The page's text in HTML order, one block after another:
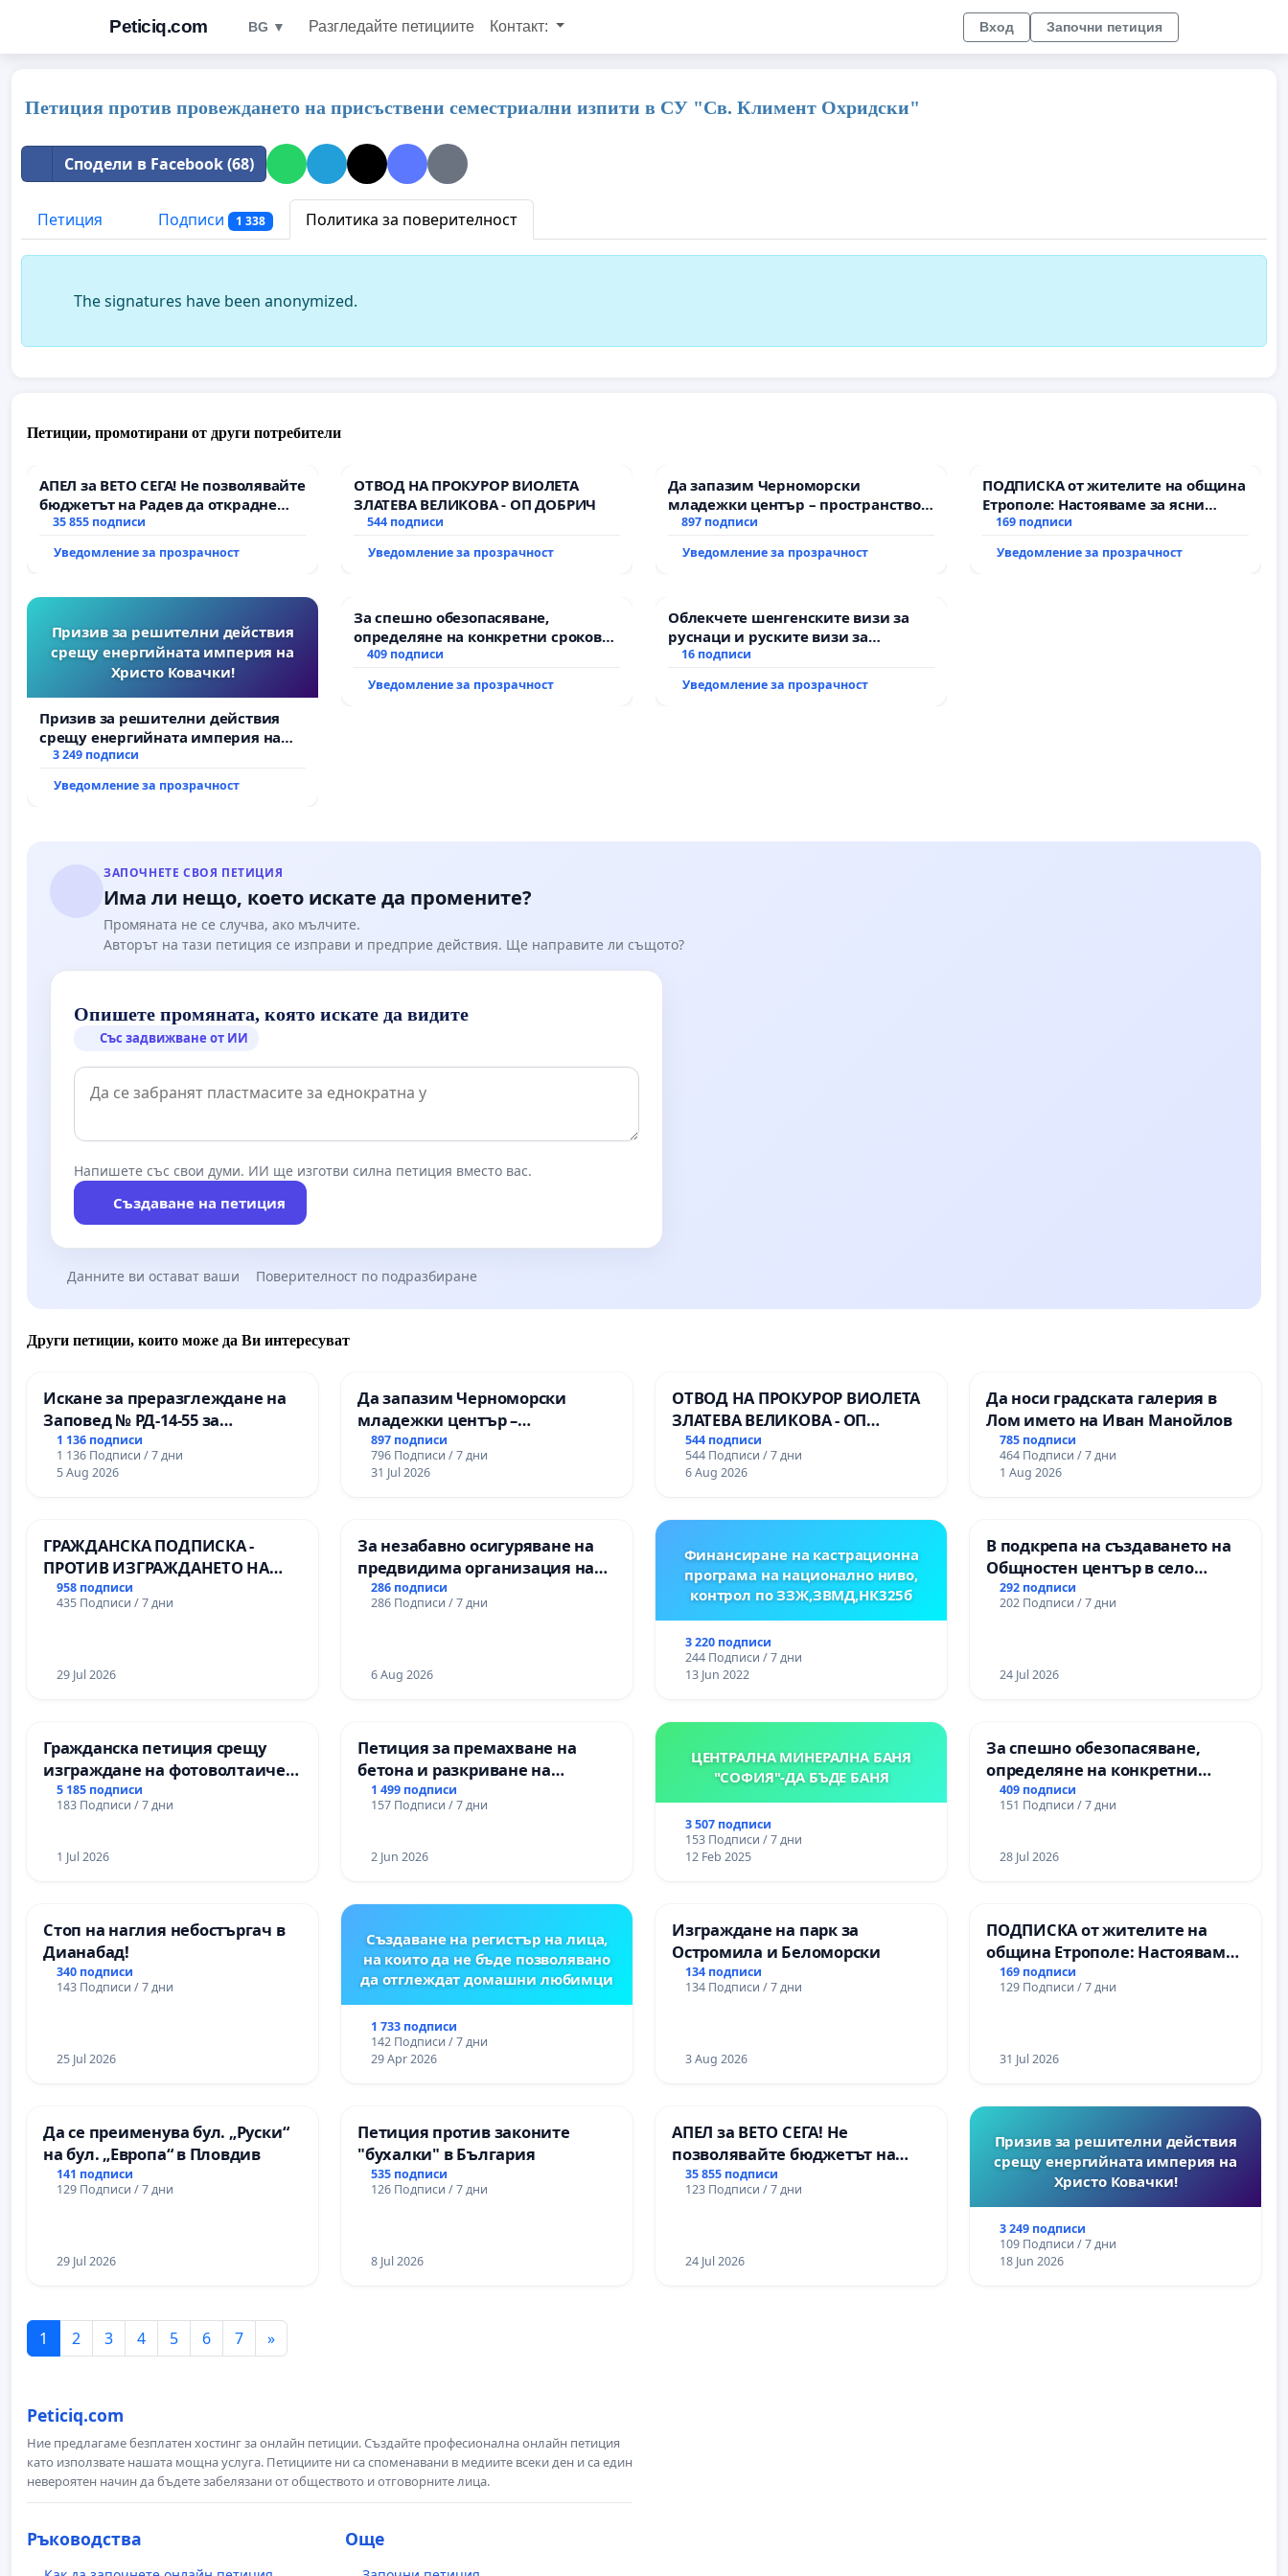
Peticiq.com BG ▼ Разгледайте петициите Контакт: Вход Започни петиция
Петиция против провеждането на присъствени семестриални изпити в СУ "Св. Климент Охридски"
Сподели в Facebook (68)
Петиция Подписи 1 338 Политика за поверителност
The signatures have been anonymized.
Петиции, промотирани от други потребители
АПЕЛ за ВЕТО СЕГА! Не позволявайте
бюджетът на Радев да открадне
парите и правата ни в тъмното
35 855 подписи
Уведомление за прозрачност
ОТВОД НА ПРОКУРОР ВИОЛЕТА
ЗЛАТЕВА ВЕЛИКОВА - ОП ДОБРИЧ
544 подписи
Уведомление за прозрачност
Да запазим Черноморски
младежки център – пространство
за младите на Варна
897 подписи
Уведомление за прозрачност
ПОДПИСКА от жителите на община
Етрополе: Настояваме за ясни
гаранции от “Елаците-МЕД” АД и от
всички екологични норми!
169 подписи
Уведомление за прозрачност
Призив за решителни действия
срещу енергийната империя на
Христо Ковачки!
Призив за решителни действия
срещу енергийната империя на
Христо Ковачки!
3 249 подписи
Уведомление за прозрачност
За спешно обезопасяване,
определяне на конкретни срокове
и извършване на цялостна
републиканския път между пътен
409 подписи
Уведомление за прозрачност
Облекчете шенгенските визи за
руснаци и руските визи за
българи
16 подписи
Уведомление за прозрачност
ЗАПОЧНЕТЕ СВОЯ ПЕТИЦИЯ
Има ли нещо, което искате да промените?
Промяната не се случва, ако мълчите.
Авторът на тази петиция се изправи и предприе действия. Ще направите ли същото?
Опишете промяната, която искате да видите
Със задвижване от ИИ
Напишете със свои думи. ИИ ще изготви силна петиция вместо вас.
Създаване на петиция
Данните ви остават ваши Поверителност по подразбиране
Други петиции, които може да Ви интересуват
Искане за преразглеждане на
Заповед № РД-14-55 за
вливането на
Професионалната гимназия по
промишлени технологии в
Пазарджик
1 136 подписи
1 136 Подписи / 7 дни
5 Aug 2026
Да запазим Черноморски
младежки център –
пространство за младите на
Варна
897 подписи
796 Подписи / 7 дни
31 Jul 2026
ОТВОД НА ПРОКУРОР ВИОЛЕТА
ЗЛАТЕВА ВЕЛИКОВА - ОП
ДОБРИЧ
544 подписи
544 Подписи / 7 дни
6 Aug 2026
Да носи градската галерия в
Лом името на Иван Манойлов
785 подписи
464 Подписи / 7 дни
1 Aug 2026
ГРАЖДАНСКА ПОДПИСКА -
ПРОТИВ ИЗГРАЖДАНЕТО НА
ВЪЖЕНА ЛИНИЯ (ЛИФТ) НА
ТЕРИТОРИЯТА НА ПРИРОДНА
(БУНАРДЖИК)
958 подписи
435 Подписи / 7 дни
29 Jul 2026
За незабавно осигуряване на
предвидима организация на
учебния процес и гарантиране
на правото на равнопоставено
Александър I“ и Хуманитарна
286 подписи
286 Подписи / 7 дни
6 Aug 2026
Финансиране на кастрационна
програма на национално ниво,
контрол по ЗЗЖ,ЗВМД,НК325б
3 220 подписи
244 Подписи / 7 дни
13 Jun 2022
В подкрепа на създаването на
Общностен център в село
Църква
292 подписи
202 Подписи / 7 дни
24 Jul 2026
Гражданска петиция срещу
изграждане на фотоволтаичен
парк в с.Прибой, общ. Радомир
5 185 подписи
183 Подписи / 7 дни
1 Jul 2026
Петиция за премахване на
бетона и разкриване на
античното сърце на
Могиланската могила във
1 499 подписи
157 Подписи / 7 дни
2 Jun 2026
ЦЕНТРАЛНА МИНЕРАЛНА БАНЯ
"СОФИЯ"-ДА БЪДЕ БАНЯ
3 507 подписи
153 Подписи / 7 дни
12 Feb 2025
За спешно обезопасяване,
определяне на конкретни
срокове и извършване на
цялостна рехабилитация на
пътен възел АМ „Тракия“ - гр.
409 подписи
151 Подписи / 7 дни
28 Jul 2026
Стоп на наглия небостъргач в
Дианабад!
340 подписи
143 Подписи / 7 дни
25 Jul 2026
Създаване на регистър на лица,
на които да не бъде позволявано
да отглеждат домашни любимци
1 733 подписи
142 Подписи / 7 дни
29 Apr 2026
Изграждане на парк за
Остромила и Беломорски
134 подписи
134 Подписи / 7 дни
3 Aug 2026
ПОДПИСКА от жителите на
община Етрополе: Настояваме
за ясни гаранции от “Елаците-
МЕД” АД и от държавата, че ще
169 подписи
129 Подписи / 7 дни
31 Jul 2026
Да се преименува бул. „Руски“
на бул. „Европа“ в Пловдив
141 подписи
129 Подписи / 7 дни
29 Jul 2026
Петиция против законите
"бухалки" в България
535 подписи
126 Подписи / 7 дни
8 Jul 2026
АПЕЛ за ВЕТО СЕГА! Не
позволявайте бюджетът на
Радев да открадне парите и
правата ни в тъмното
35 855 подписи
123 Подписи / 7 дни
24 Jul 2026
Призив за решителни действия
срещу енергийната империя на
Христо Ковачки!
3 249 подписи
109 Подписи / 7 дни
18 Jun 2026
1 2 3 4 5 6 7 »
Peticiq.com
Ние предлагаме безплатен хостинг за онлайн петиции. Създайте професионална онлайн петиция
като използвате нашата мощна услуга. Петициите ни са споменавани в медиите всеки ден и са един
невероятен начин да бъдете забелязани от обществото и отговорните лица.
Ръководства Още